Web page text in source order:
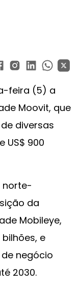
feira (5) a
Moovit, que
diversas
US$ 900
norte-
da
Mobileye,
bilhões, e
negócio
2030.